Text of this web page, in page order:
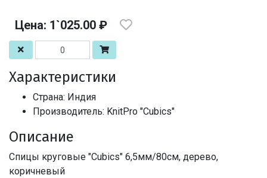
Цена: 1`025.00 ₽
Характеристики
Страна: Индия
Производитель: KnitPro "Cubics"
Описание
Спицы круговые "Cubics" 6,5мм/80см, дерево,
коричневый